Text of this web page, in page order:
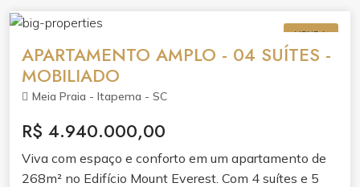
VENDA
APARTAMENTO AMPLO - 04 SUÍTES -
MOBILIADO
Meia Praia - Itapema - SC
R$ 4.940.000,00
Viva com espaço e conforto em um apartamento de
268m² no Edifício Mount Everest. Com 4 suítes e 5